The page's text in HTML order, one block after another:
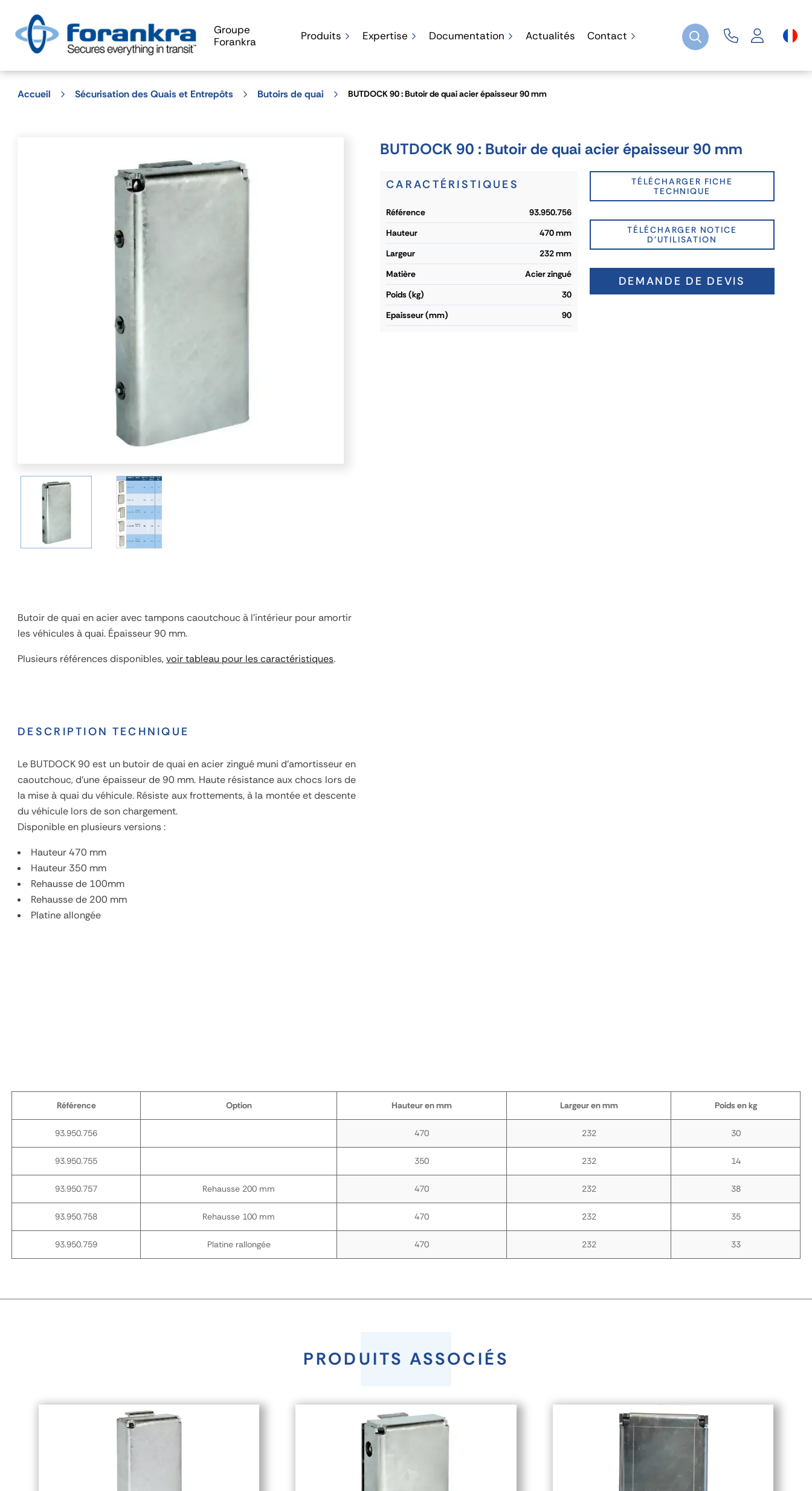
Groupe
Forankra
Produits Expertise Documentation Actualités Contact
Accueil Sécurisation des Quais et Entrepôts Butoirs de quai BUTDOCK 90 : Butoir de quai acier épaisseur 90 mm
Butoir de quai en acier avec tampons caoutchouc à l'intérieur pour amortir
les véhicules à quai. Épaisseur 90 mm.
Plusieurs références disponibles,voir tableau pour les caractéristiques.
DESCRIPTION TECHNIQUE
Le BUTDOCK 90 est un butoir de quai en acier zingué muni d'amortisseur en
caoutchouc, d'une épaisseur de 90 mm. Haute résistance aux chocs lors de
la mise à quai du véhicule. Résiste aux frottements, à la montée et descente
du véhicule lors de son chargement.
Disponible en plusieurs versions :
Hauteur 470 mm
Hauteur 350 mm
Rehausse de 100mm
Rehausse de 200 mm
Platine allongée
BUTDOCK 90 : Butoir de quai acier épaisseur 90 mm
CARACTÉRISTIQUES
référence
93.950.756
hauteur
470 mm
largeur
232 mm
matière
Acier zingué
poids (kg)
30
epaisseur (mm)
90
TÉLÉCHARGER FICHE
TECHNIQUE
TÉLÉCHARGER NOTICE
D'UTILISATION
DEMANDE DE DEVIS
Référence Option Hauteur en mm Largeur en mm Poids en kg
93.950.756 470 232 30
93.950.755 350 232 14
93.950.757 Rehausse 200 mm 470 232 38
93.950.758 Rehausse 100 mm 470 232 35
93.950.759 Platine rallongée 470 232 33
PRODUITS ASSOCIÉS